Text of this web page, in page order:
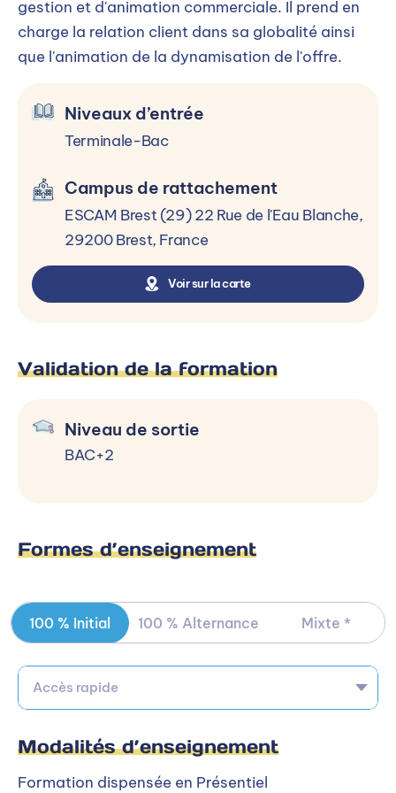
gestion et d'animation commerciale. Il prend en
charge la relation client dans sa globalité ainsi
que l'animation de la dynamisation de l'offre.
Niveaux d’entrée
Terminale-Bac
Campus de rattachement
ESCAM Brest (29) 22 Rue de l'Eau Blanche,
29200 Brest, France
Voir sur la carte
Validation de la formation
Niveau de sortie
BAC+2
Formes d’enseignement
100 % Initial 100 % Alternance Mixte *
Accès rapide
Modalités d’enseignement
Formation dispensée en Présentiel
de dossier, aux tests et à l'entretien de
motivation Accessible à la reconversion,
Alternance
Rythme d'alternance : 2 jours en centre de
formation (lundi et mardi) et 3 jours en entreprise
Processus d’admission
En savoir plus
Cécile QUINIOU
Directrice